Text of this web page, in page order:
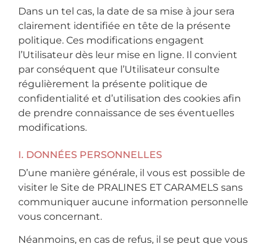
Dans un tel cas, la date de sa mise à jour sera
clairement identifiée en tête de la présente
politique. Ces modifications engagent
l’Utilisateur dès leur mise en ligne. Il convient
par conséquent que l’Utilisateur consulte
régulièrement la présente politique de
confidentialité et d’utilisation des cookies afin
de prendre connaissance de ses éventuelles
modifications.
I. DONNÉES PERSONNELLES
D’une manière générale, il vous est possible de
visiter le Site de PRALINES ET CARAMELS sans
communiquer aucune information personnelle
vous concernant.
Néanmoins, en cas de refus, il se peut que vous